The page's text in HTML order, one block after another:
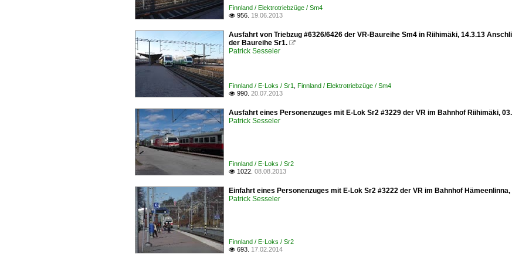
Finnland / Elektrotriebzüge / Sm4
 956. 19.06.2013
Ausfahrt von Triebzug #6326/6426 der VR-Baureihe Sm4 in Riihimäki, 14.3.13
der Baureihe Sr1. 
Patrick Sesseler
Finnland / E-Loks / Sr1 Finnland / Elektrotriebzüge / Sm4
 990. 20.07.2013
Ausfahrt eines Personenzuges mit E-Lok Sr2 #3229 der VR im Bahnhof Riihimäki,
Patrick Sesseler
Finnland / E-Loks / Sr2
 1022. 08.08.2013
Einfahrt eines Personenzuges mit E-Lok Sr2 #3222 der VR im Bahnhof Hämeenlinna,
Patrick Sesseler
Finnland / E-Loks / Sr2
 693. 17.02.2014